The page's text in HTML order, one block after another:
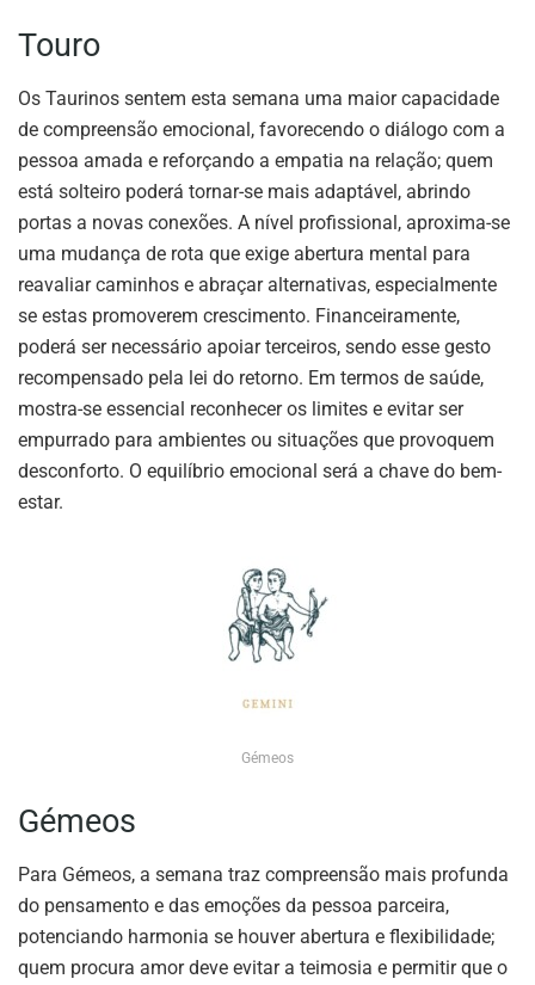
Touro
Os Taurinos sentem esta semana uma maior capacidade
de compreensão emocional, favorecendo o diálogo com a
pessoa amada e reforçando a empatia na relação; quem
está solteiro poderá tornar-se mais adaptável, abrindo
portas a novas conexões. A nível profissional, aproxima-se
uma mudança de rota que exige abertura mental para
reavaliar caminhos e abraçar alternativas, especialmente
se estas promoverem crescimento. Financeiramente,
poderá ser necessário apoiar terceiros, sendo esse gesto
recompensado pela lei do retorno. Em termos de saúde,
mostra-se essencial reconhecer os limites e evitar ser
empurrado para ambientes ou situações que provoquem
desconforto. O equilíbrio emocional será a chave do bem-
estar.
Gémeos
Gémeos
Para Gémeos, a semana traz compreensão mais profunda
do pensamento e das emoções da pessoa parceira,
potenciando harmonia se houver abertura e flexibilidade;
quem procura amor deve evitar a teimosia e permitir que o